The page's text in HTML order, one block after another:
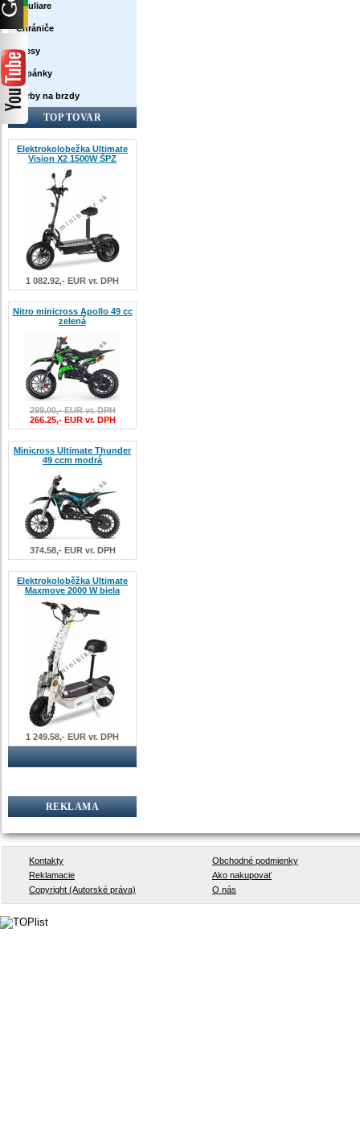
Okuliare
Chrániče
Dresy
Topánky
Farby na brzdy
TOP TOVAR
Elektrokolobežka Ultimate
Vision X2 1500W ŠPZ
1 082.92,- EUR vr. DPH
Nitro minicross Apollo 49 cc
zelená
299.00,- EUR vr. DPH
266.25,- EUR vr. DPH
Minicross Ultimate Thunder
49 ccm modrá
374.58,- EUR vr. DPH
Elektrokoloběžka Ultimate
Maxmove 2000 W biela
1 249.58,- EUR vr. DPH
REKLAMA
Kontakty
Obchodné podmienky
Reklamacie
Ako nakupovať
Copyright (Autorské práva)
O nás